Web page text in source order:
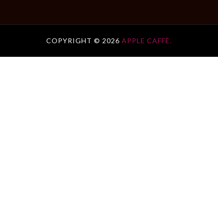
COPYRIGHT © 2026 APPLE CAFFÈ.